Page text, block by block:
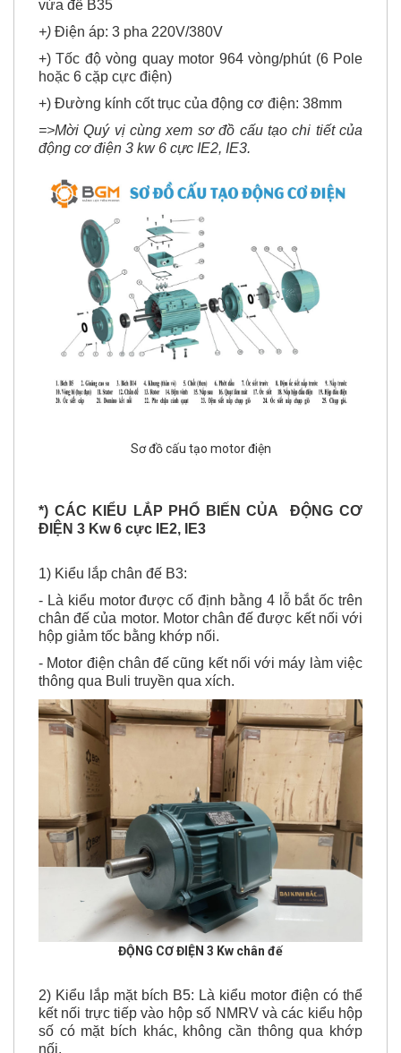
+)Điện áp: 3 pha 220V/380V
+) Tốc độ vòng quay motor 964 vòng/phút (6 Pole
hoặc 6 cặp cực điện)
+) Đường kính cốt trục của động cơ điện: 38mm
=>Mời Quý vị cùng xem sơ đồ cấu tạo chi tiết của
động cơ điện 3 kw 6 cực IE2, IE3.
ĐIỆN3 Kw 6 cực IE2, IE3
- Là kiểu motor được cố định bằng 4 lỗ bắt ốc trên
chân đế của motor. Motor chân đế được kết nối với
hộp giảm tốc bằng khớp nối.
- Motor điện chân đế cũng kết nối với máy làm việc
thông qua Buli truyền qua xích.
ĐỘNG CƠ ĐIỆN3 Kw chân đế
kết nối trực tiếp vào hộp số NMRV và các kiểu hộp
số có mặt bích khác, không cần thông qua khớp
nối.